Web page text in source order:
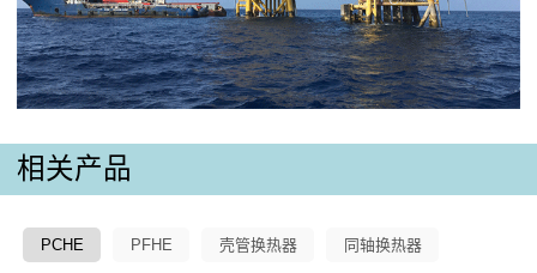
相关产品
PCHE PFHE 壳管换热器 同轴换热器